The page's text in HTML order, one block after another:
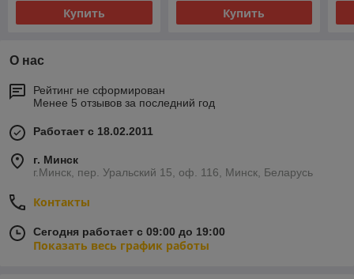
Купить Купить
О нас
Рейтинг не сформирован
Менее 5 отзывов за последний год
Работает с 18.02.2011
г. Минск
г.Минск, пер. Уральский 15, оф. 116, Минск, Беларусь
Контакты
Сегодня работает с 09:00 до 19:00
Показать весь график работы